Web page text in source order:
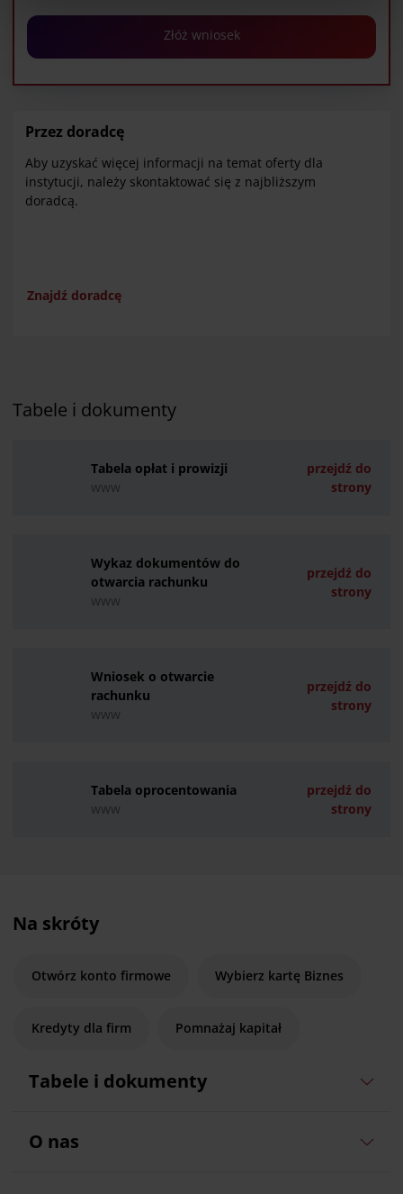
Deklaracji dot. plików cookie. Informacje o
przetwarzaniu danych osobowych, w tym o
znajdziesz podlinkiem.
Złóż wniosek
Przez doradcę
Aby uzyskać więcej informacji na temat oferty dla
instytucji, należy skontaktować się z najbliższym
doradcą.
Znajdź doradcę
Tabele i dokumenty
Tabela opłat i prowizji
www
przejdź do
strony
Wykaz dokumentów do
otwarcia rachunku
www
przejdź do
strony
Wniosek o otwarcie
rachunku
www
przejdź do
strony
Tabela oprocentowania
www
przejdź do
strony
Na skróty
Otwórz konto firmowe Wybierz kartę Biznes
Kredyty dla firm Pomnażaj kapitał
Tabele i dokumenty
O nas